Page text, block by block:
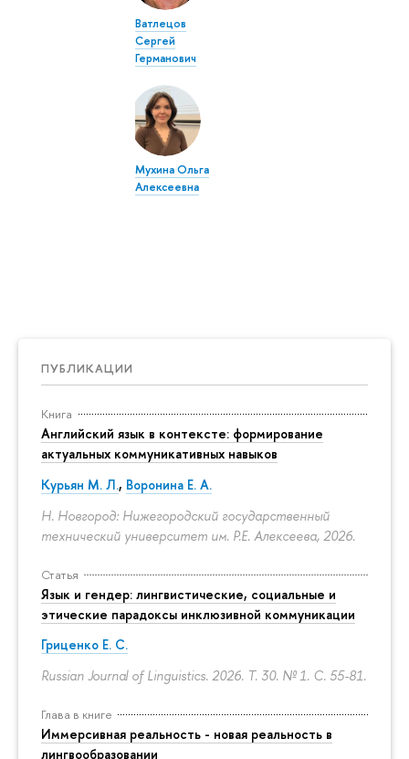
ПУБЛИКАЦИИ
Книга
Английский язык в контексте: формирование
актуальных коммуникативных навыков
Курьян М. Л., Воронина Е. А.
Н. Новгород: Нижегородский государственный
технический университет им. Р.Е. Алексеева, 2026.
Статья
Язык и гендер: лингвистические, социальные и
этические парадоксы инклюзивной коммуникации
Гриценко Е. С.
Russian Journal of Linguistics. 2026. Т. 30. № 1. С. 55-81.
Глава в книге
Иммерсивная реальность - новая реальность в
лингвообразовании
Ватлецов
Сергей
Германович
Мухина Ольга
Алексеевна